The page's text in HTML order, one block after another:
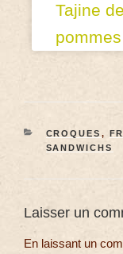
Tajine
CROQUES ,
SANDWICHS
Laisser un
En laissant un